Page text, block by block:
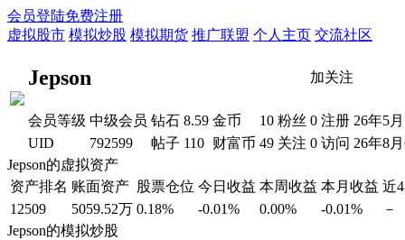
会员登陆免费注册
虚拟股市 模拟炒股 模拟期货 推广联盟 个人主页 交流社区
Jepson 加关注
会员等级 中级会员 钻石 8.59 金币 10 粉丝 0 注册 26年5
UID
792599 帖子 110 财富币 49 关注 0 访问 26年8
Jepson的虚拟资产
资产排名 账面资产 股票仓位 今日收益 本周收益 本月收益 近
12509
5059.52万 0.18% -0.01% 0.00% -0.01%
－
Jepson的模拟炒股